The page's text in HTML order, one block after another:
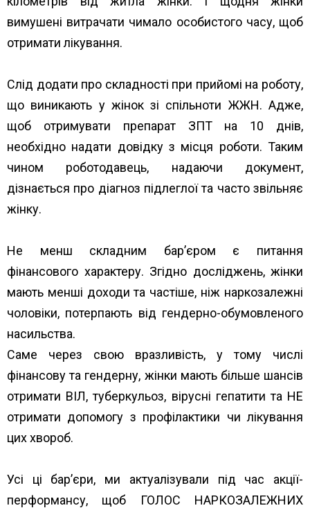
вимушені витрачати чимало особистого часу, щоб
отримати лікування.
Слід додати про складності при прийомі на роботу,
що виникають у жінок зі спільноти ЖЖН. Адже,
щоб отримувати препарат ЗПТ на 10 днів,
необхідно надати довідку з місця роботи. Таким
чином роботодавець, надаючи документ,
дізнається про діагноз підлеглої та часто звільняє
жінку.
Не менш складним бар’єром є питання
фінансового характеру. Згідно досліджень, жінки
мають менші доходи та частіше, ніж наркозалежні
чоловіки, потерпають від гендерно-обумовленого
насильства.
Саме через свою вразливість, у тому числі
фінансову та гендерну, жінки мають більше шансів
отримати ВІЛ, туберкульоз, вірусні гепатити та НЕ
отримати допомогу з профілактики чи лікування
цих хвороб.
Усі ці бар’єри, ми актуалізували під час акції-
перформансу, щоб ГОЛОС НАРКОЗАЛЕЖНИХ